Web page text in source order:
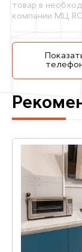
товар в
компании МЦ